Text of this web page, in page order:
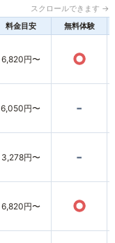
スクロールできます →
料金目安 無料体験
6,820円〜 ○
6,050円〜 -
3,278円〜 -
6,820円〜 ○